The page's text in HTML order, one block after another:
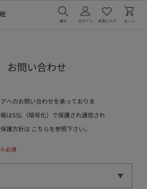
お問い合わせ
へのお問い合わせを承っておりま
はSSL（暗号化）で保護され通信され
護方針は こちらを参照下さい。